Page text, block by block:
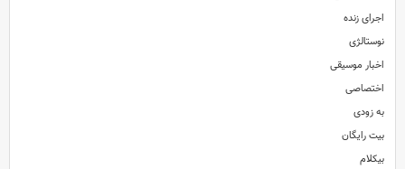
اجرای زنده
نوستالژی
اخبار موسیقی
اختصاصی
به زودی
بیت رایگان
بیکلام